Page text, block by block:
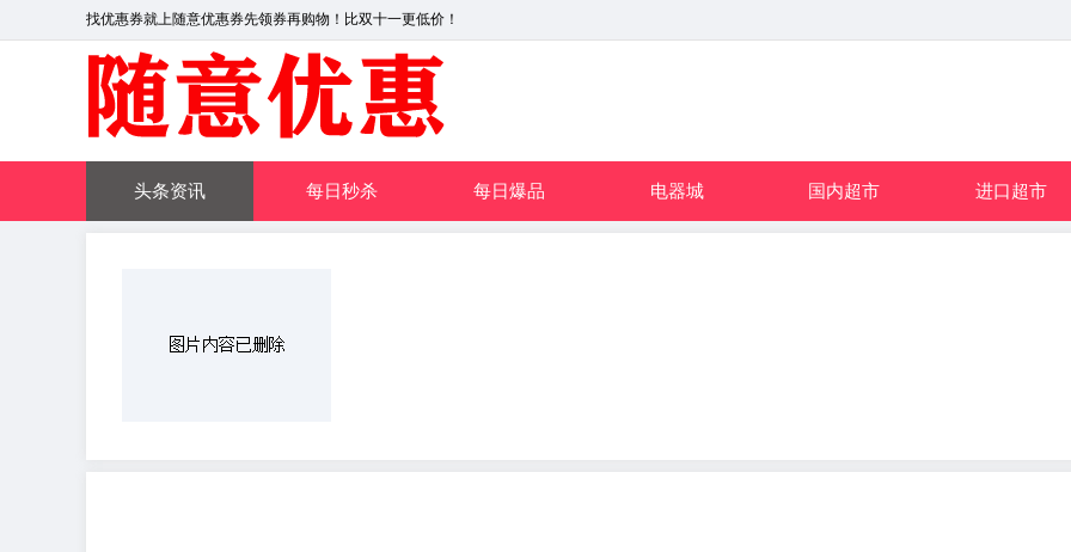
找优惠券就上随意优惠券先领券再购物！比双十一更低价！
头条资讯 每日秒杀 每日爆品 电器城 国内超市 进口超市